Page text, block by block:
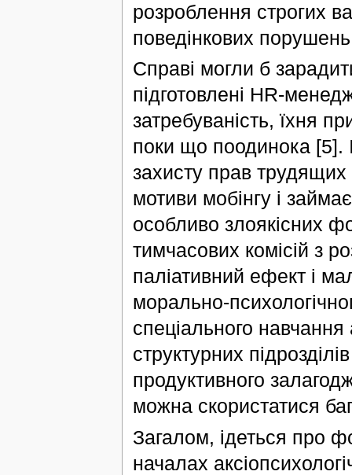
розроблення строгих
поведінкових
Справі могли б
підготовлені HR-
затребуваність, їхня
поки що поодинока [5].
захисту прав трудящих
мотиви мобінгу і
особливо злоякісних
тимчасових комісій з
паліативний ефект і
морально-
спеціального навчання
структурних
продуктивного
можна скористатися
Загалом, ідеться про
началах